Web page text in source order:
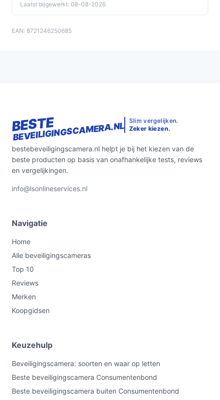
Laatst bijgewerkt: 08-08-2026
EAN: 8721246250685
BESTE
BEVEILIGINGSCAMERA.NL Slim vergelijken.
Zeker kiezen.
bestebeveiligingscamera.nl helpt je bij het kiezen van de
beste producten op basis van onafhankelijke tests, reviews
en vergelijkingen.
info@lsonlineservices.nl
Navigatie
Home
Alle beveiligingscameras
Top 10
Reviews
Merken
Koopgidsen
Keuzehulp
Beveiligingscamera: soorten en waar op letten
Beste beveiligingscamera Consumentenbond
Beste beveiligingscamera buiten Consumentenbond